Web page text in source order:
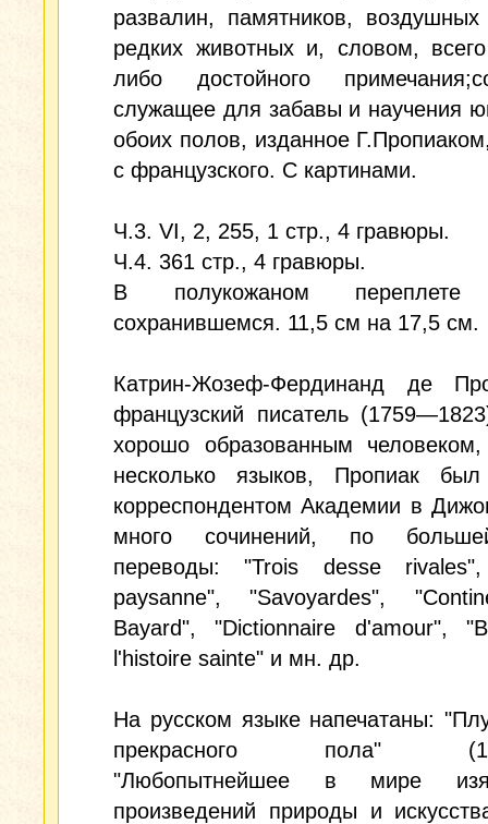
развалин, памятников,
редких животных и, словом,
либо достойного
служащее для забавы и научения
обоих полов, изданное
с французского. С картинами.
Ч.3. VI, 2, 255, 1 стр., 4 гравюры.
Ч.4. 361 стр., 4 гравюры.
В полукожаном переплете
сохранившемся. 11,5 см на 17,5 см.
Катрин-Жозеф-Фердинанд де
французский писатель
хорошо образованным
несколько языков, Пропиак
корреспондентом Академии в
много сочинений, по
переводы: "Trois desse
paysanne", "Savoyardes",
Bayard", "Dictionnaire d'amour",
l'histoire sainte" и мн. др.
На русском языке напечатаны:
прекрасного пола"
"Любопытнейшее в мире
произведений природы и